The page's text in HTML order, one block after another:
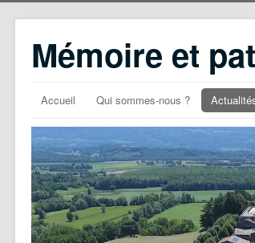
Mémoire et
Accueil Qui sommes-nous ?